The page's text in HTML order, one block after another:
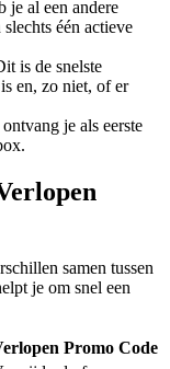
je al een andere
één actieve
is de snelste
en, zo niet, of er
je als eerste
samen tussen
je om snel een
Promo Code